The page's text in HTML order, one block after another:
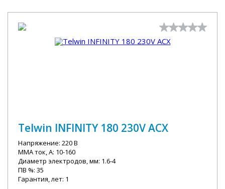
Telwin INFINITY 180 230V ACX
Напряжение: 220 В
MMA ток, А: 10-160
Диаметр электродов, мм: 1.6-4
ПВ %: 35
Гарантия, лет: 1